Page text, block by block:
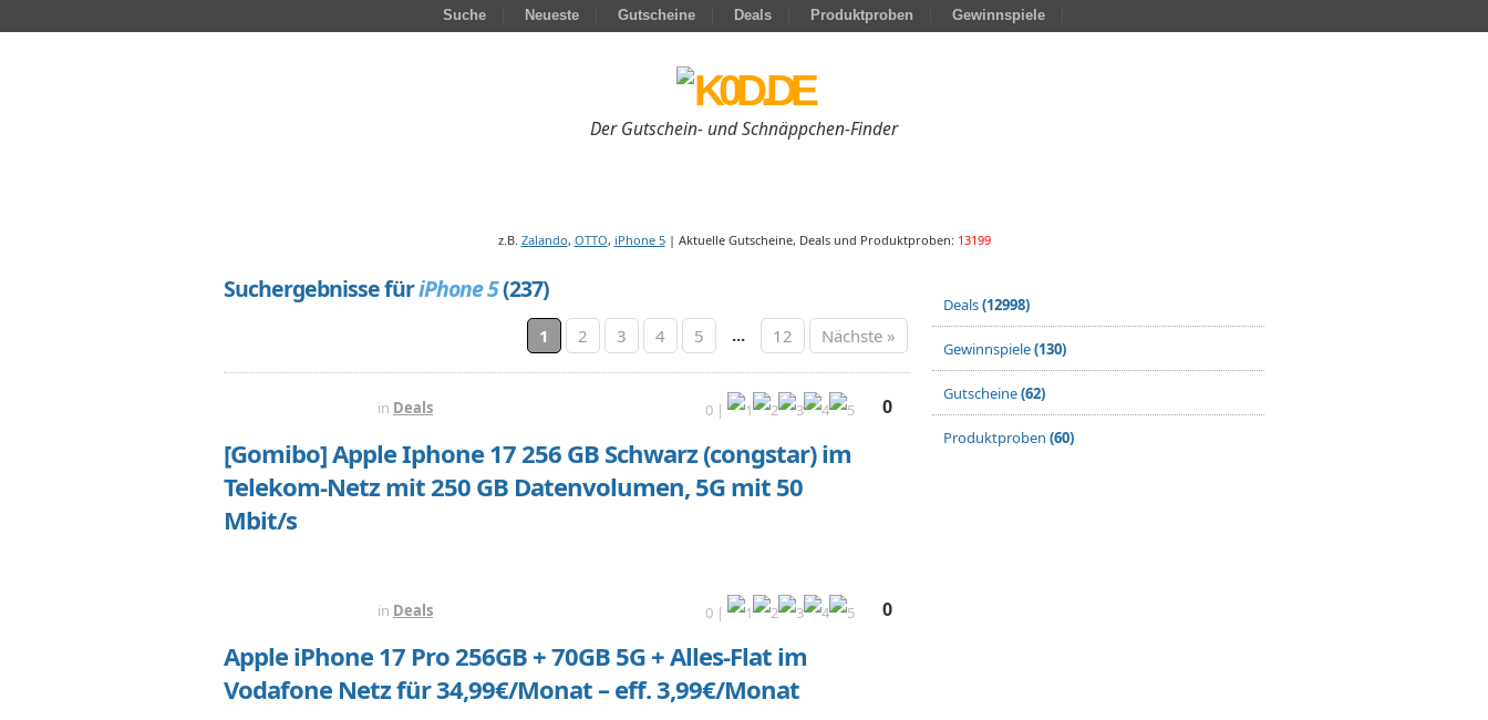
Suche Neueste Gutscheine Deals Produktproben Gewinnspiele
Der Gutschein- und Schnäppchen-Finder
z.B. Zalando, OTTO, iPhone 5| Aktuelle Gutscheine, Deals und Produktproben: 13199
Suchergebnisse füriPhone 5(237)
1 2 3 4 5 ... 12 Nächste »
0
0 |
in Deals
[Gomibo] Apple Iphone 17 256 GB Schwarz (congstar) im
Telekom-Netz mit 250 GB Datenvolumen, 5G mit 50
Mbit/s
0
0 |
in Deals
Apple iPhone 17 Pro 256GB + 70GB 5G + Alles-Flat im
Vodafone Netz für 34,99€/Monat – eff. 3,99€/Monat
Deals(12998)
Gewinnspiele(130)
Gutscheine(62)
Produktproben (60)